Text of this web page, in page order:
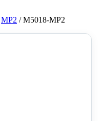
MP2 /M5018-MP2